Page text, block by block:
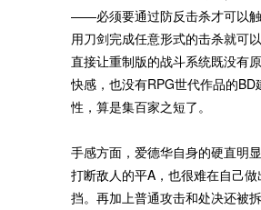
——必须要通过防反击杀才可以
用刀剑完成任意形式的击杀就可
直接让重制版的战斗系统既没有
快感，也没有RPG世代作品的
性，算是集百家之短了。
手感方面，爱德华自身的硬直明
打断敌人的平A，也很难在自己
挡。再加上普通攻击和处决还被